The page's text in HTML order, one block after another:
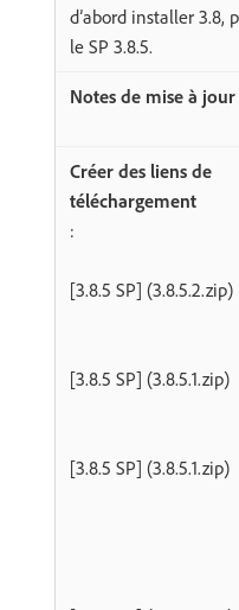
d’abord installer 3.8,
le SP 3.8.5.
:
[3.8.5 SP] (3.8.5.2.zip)
[3.8.5 SP] (3.8.5.1.zip)
[3.8.5 SP] (3.8.5.1.zip)